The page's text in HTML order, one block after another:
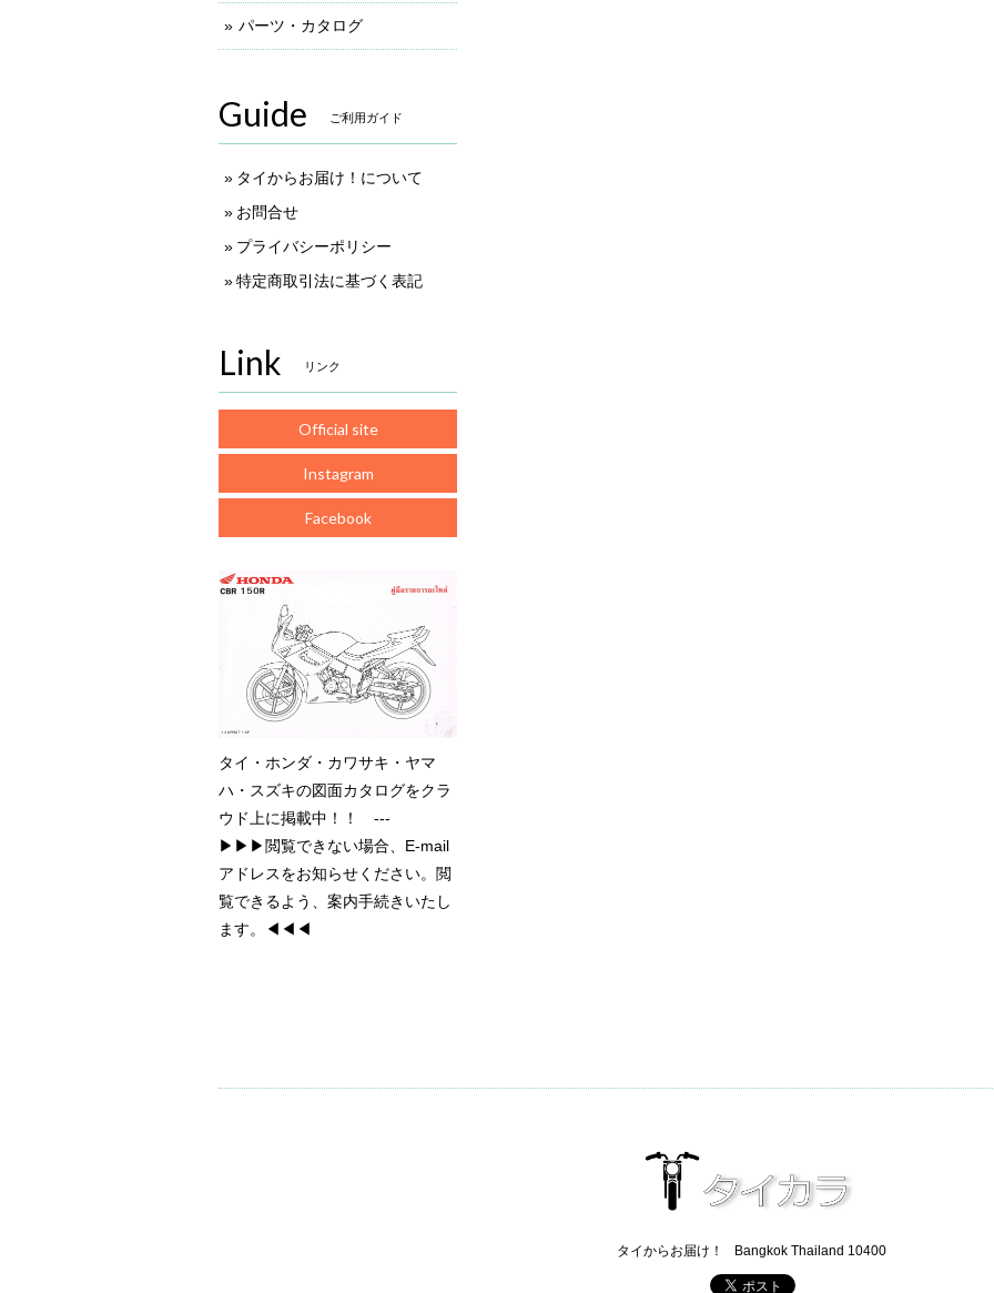
パーツ・カタログ
Guide ご利用ガイド
タイからお届け！について
お問合せ
プライバシーポリシー
特定商取引法に基づく表記
Link リンク
Official site
Instagram
Facebook
タイ・ホンダ・カワサキ・ヤマ
ハ・スズキの図面カタログをクラ
ウド上に掲載中！！ ---
▶▶▶閲覧できない場合、E-mail
アドレスをお知らせください。閲
覧できるよう、案内手続きいたし
ます。◀◀◀
タイからお届け！ Bangkok Thailand 10400